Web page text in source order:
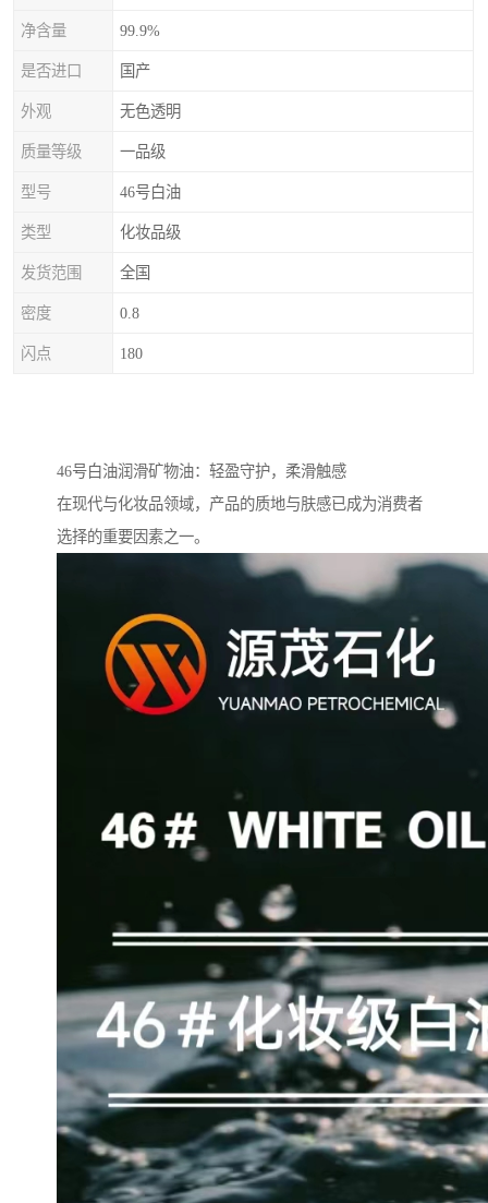
净含量 99.9%
是否进口 国产
外观 无色透明
质量等级 一品级
型号 46号白油
类型 化妆品级
发货范围 全国
密度 0.8
闪点 180
46号白油润滑矿物油：轻盈守护，柔滑触感
在现代与化妆品领域，产品的质地与肤感已成为消费者
选择的重要因素之一。